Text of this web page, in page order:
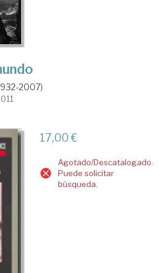
2007)
17,00 €
Agotado/Descatalogado.
Puede solicitar
búsqueda.